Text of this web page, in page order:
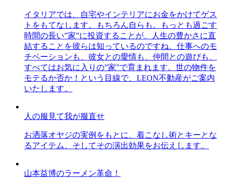
イタリアでは、自宅やインテリアにお金をかけてゲス
トをもてなします。もちろん自らも。もっとも過ごす
時間の長い”家”に投資することが、人生の豊かさに直
結することを彼らは知っているのですね。仕事へのモ
チベーションも、彼女との愛情も、仲間との遊びも、
すべてはお気に入りの”家”で育まれます。世の物件を
モテるか否か！という目線で、LEON不動産がご案内
いたします。
人の服見て我が服直せ
お洒落オヤジの実例をもとに、着こなし術とキーとな
るアイテム、そしてその演出効果をお伝えします。
山本益博のラーメン革命！